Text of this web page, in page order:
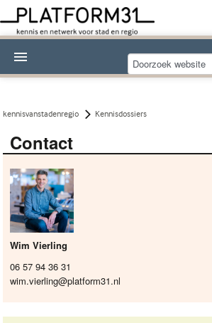
Kennisdossiers
Over Platform31
Abonneren
Contact
kennisvanstadenregio Kennisdossiers
Contact
Wim Vierling
06 57 94 36 31
wim.vierling@platform31.nl